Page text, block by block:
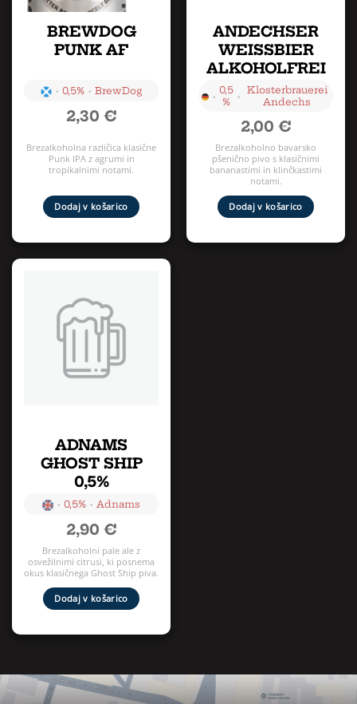
BREWDOG
PUNK AF
• 0,5% • BrewDog
2,30 €
Brezalkoholna različica klasične
Punk IPA z agrumi in
tropikalnimi notami.
Dodaj v košarico
ANDECHSER
WEISSBIER
ALKOHOLFREI
• 0,5
%
• Klosterbrauerei
Andechs
2,00 €
Brezalkoholno bavarsko
pšenično pivo s klasičnimi
bananastimi in klinčkastimi
notami.
Dodaj v košarico
ADNAMS
GHOST SHIP
0,5%
• 0,5% • Adnams
2,90 €
Brezalkoholni pale ale z
osvežilnimi citrusi, ki posnema
okus klasičnega Ghost Ship piva.
Dodaj v košarico